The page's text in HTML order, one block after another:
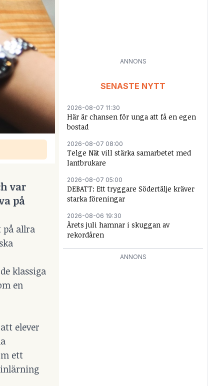
var
på
på allra
klassiga
en
elever
ett
ANNONS
SENASTE NYTT
2026-08-07 11:30
Här är chansen för unga att få en egen
bostad
2026-08-07 08:00
Telge Nät vill stärka samarbetet med
lantbrukare
2026-08-07 05:00
DEBATT: Ett tryggare Södertälje kräver
starka föreningar
2026-08-06 19:30
Årets juli hamnar i skuggan av
rekordåren
ANNONS